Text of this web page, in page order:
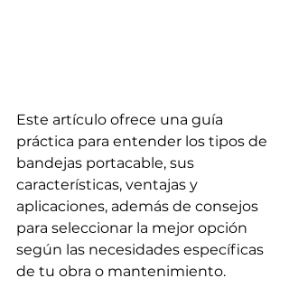
Este artículo ofrece una guía
práctica para entender los tipos de
bandejas portacable, sus
características, ventajas y
aplicaciones, además de consejos
para seleccionar la mejor opción
según las necesidades específicas
de tu obra o mantenimiento.